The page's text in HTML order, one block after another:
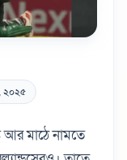
২০২৫
আর মাঠে নামতে